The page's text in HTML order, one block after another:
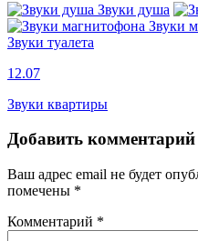
Звуки душа
Звуки
Звуки туалета
12.07
Звуки квартиры
Добавить комментарий
Ваш адрес email не будет
помечены *
Комментарий *